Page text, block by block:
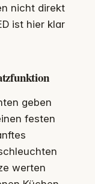
nicht direkt
ist hier klar
geben
festen
werten